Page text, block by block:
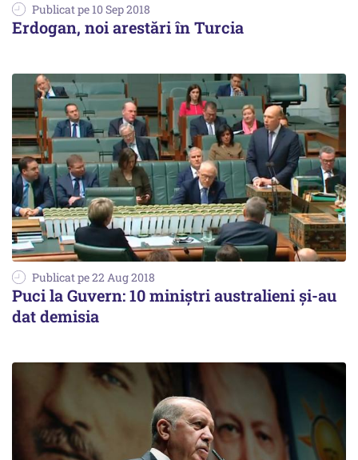
Publicat pe 10 Sep 2018
Erdogan, noi arestări în Turcia
Publicat pe 22 Aug 2018
Puci la Guvern: 10 miniştri australieni şi-au
dat demisia